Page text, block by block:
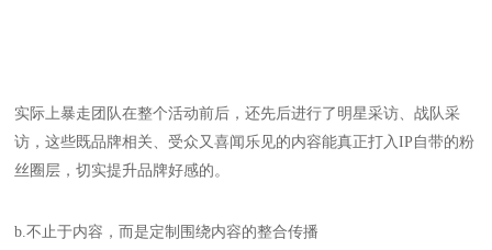
实际上暴走团队在整个活动前后，还先后进行了明星采访、战队采
访，这些既品牌相关、受众又喜闻乐见的内容能真正打入IP自带的粉
丝圈层，切实提升品牌好感的。
b.不止于内容，而是定制围绕内容的整合传播